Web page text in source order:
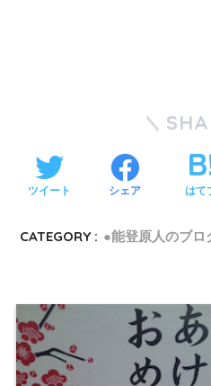
ツイート シェア はて
CATEGORY : ●能登原人のブ